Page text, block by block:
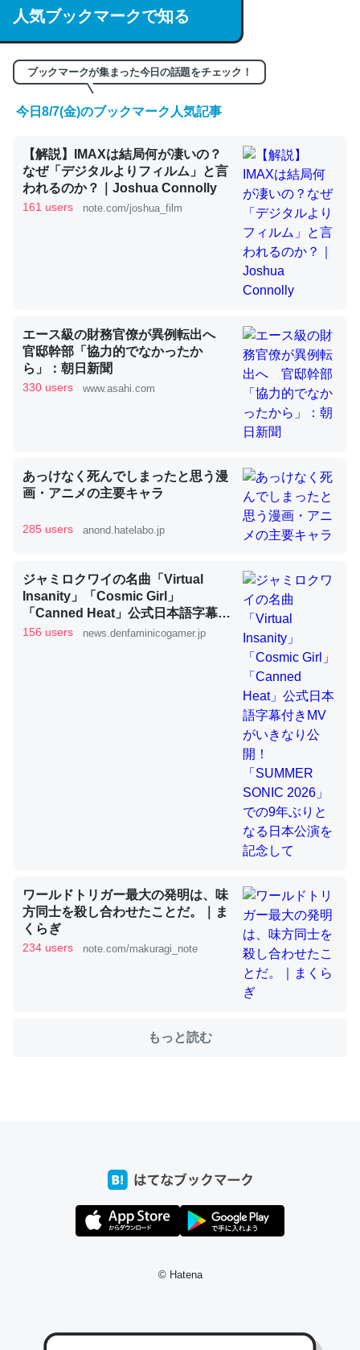
/064121
─GPTの仕組みと限界についての考察（１） - conceptualization
くらい。小説でいう「ずっと前の伏線」は回収されないけ
ど、短期記憶というには多い分量。進化すればするほど分
かりやすく強くなりそう
昆虫ってカルシウム少ないのか。知らんかった。調べたら
コオロギのカルシウム分はエビの600分の1程度。
─ニュース :: 【研究発表】昆虫学の大問題＝「昆虫はなぜ海にいな
いのか」に関する新仮説
論文では「淡水はカルシウムも酸素も不足してて両方に不
利だから両方が拮抗してるのでは」とあって面白い。海に
いる鋏角類（カブトガニ・ウミグモ）はカルシウムを使わ
ずキチンを強化してる筈だが、酵素が違うのか？
いのか」に関する新仮説
これを元に考えるとカルシウムを大量に使う脊椎動物と貝
類は苦労してるんだな…。腹足類だと殻を無くしてナメク
─ニュース :: 【研究発表】昆虫学の大問題＝「昆虫はなぜ海にいな
ウチもEchoを実家に置いて４年。でたまに覗いてる。ぼ
位置情報を共有してる。電池残量や充電中かが分かるので
これ見て生きてるなって分かる。
─たまにLINEするくらいだった遠方の父67歳と僕。ITツール導入で
コミュニケーションが劇的に変化した｜tayorini by LIFULL介護
たいなのでネット環境作ったけどAlexaしか使わないので
人気ブックマークで知る
ブックマークが集まった今日の話題をチェック！
今日8/7(金)のブックマーク人気記事
【解説】IMAXは結局何が凄いの？
なぜ「デジタルよりフィルム」と言
われるのか？｜Joshua Connolly
161 users note.com/joshua_film
エース級の財務官僚が異例転出へ
官邸幹部「協力的でなかったか
ら」：朝日新聞
330 users www.asahi.com
あっけなく死んでしまったと思う漫
画・アニメの主要キャラ
285 users anond.hatelabo.jp
ジャミロクワイの名曲「Virtual
Insanity」「Cosmic Girl」
「Canned Heat」公式日本語字幕付
きMVがいきなり公開！「SUMMER
156 users news.denfaminicogamer.jp
ワールドトリガー最大の発明は、味
方同士を殺し合わせたことだ。｜ま
くらぎ
234 users note.com/makuragi_note
もっと読む
© Hatena